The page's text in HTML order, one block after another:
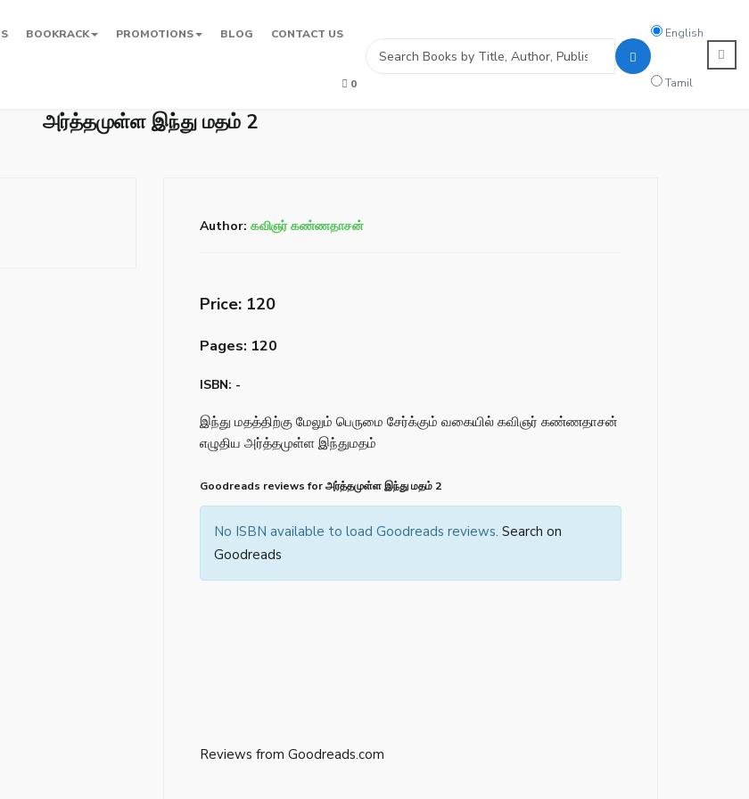
BOOKRACK PROMOTIONS BLOG CONTACT US
Search
language
English
Tamil
0
அர்த்தமுள்ள இந்து மதம் 2
Author: கவிஞர் கண்ணதாசன்
Price: ₹120
Pages: 120
ISBN: -
இந்து மதத்திற்கு மேலும் பெருமை சேர்க்கும் வகையில் கவிஞர் கண்ணதாசன்
எழுதிய அர்த்தமுள்ள இந்துமதம்
Goodreads reviews for அர்த்தமுள்ள இந்து மதம் 2
No ISBN available to load Goodreads reviews. Search on
Goodreads
Reviews from Goodreads.com